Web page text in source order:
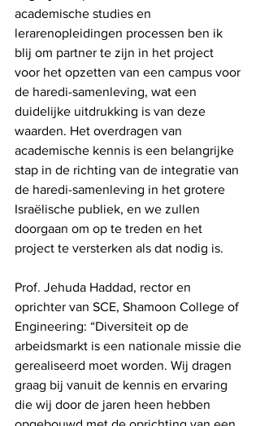
academische studies en
lerarenopleidingen processen ben ik
blij om partner te zijn in het project
voor het opzetten van een campus voor
de haredi-samenleving, wat een
duidelijke uitdrukking is van deze
waarden. Het overdragen van
academische kennis is een belangrijke
stap in de richting van de integratie van
de haredi-samenleving in het grotere
Israëlische publiek, en we zullen
doorgaan om op te treden en het
project te versterken als dat nodig is.
Prof. Jehuda Haddad, rector en
oprichter van SCE, Shamoon College of
Engineering: “Diversiteit op de
arbeidsmarkt is een nationale missie die
gerealiseerd moet worden. Wij dragen
graag bij vanuit de kennis en ervaring
die wij door de jaren heen hebben